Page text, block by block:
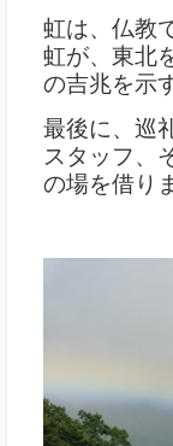
虹は、仏教
虹が、東北
の吉兆を示
最後に、巡
スタッフ、
の場を借り